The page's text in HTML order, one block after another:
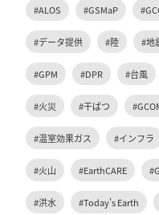
#ALOS #GSMaP
#データ提供 #陸 #地
#GPM #DPR #台風
#火災 #干ばつ
#温室効果ガス #インフラ
#火山 #EarthCARE
#洪水 #Today's Earth